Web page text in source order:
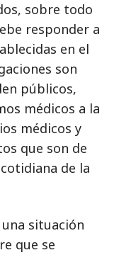
sobre todo
responder a
en el
son
públicos,
médicos a la
médicos y
que son de
de la
situación
que se